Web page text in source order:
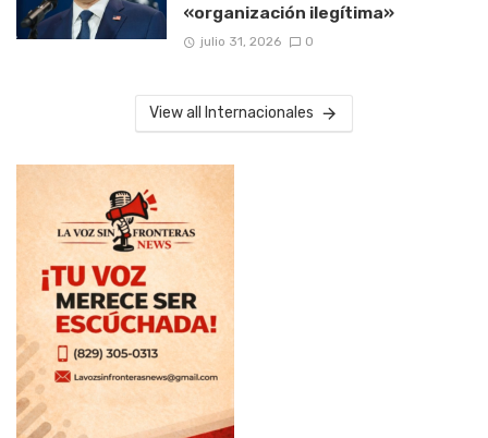
«organización ilegítima»
julio 31, 2026 0
View all Internacionales